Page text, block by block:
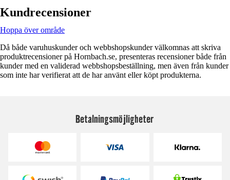
Kundrecensioner
Hoppa över område
Då både varuhuskunder och webbshopskunder välkomnas att skriva
produktrecensioner på Hornbach.se, presenteras recensioner både från
kunder med en validerad webbshopsbeställning, men även från kunder
som inte har verifierat att de har använt eller köpt produkterna.
Betalningsmöjligheter